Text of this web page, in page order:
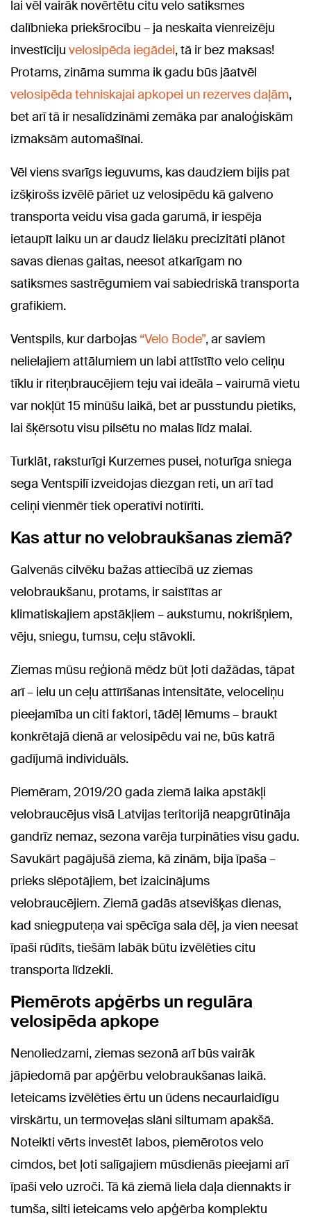
lai vēl vairāk novērtētu citu velo satiksmes
dalībnieka priekšrocību – ja neskaita vienreizēju
investīciju velosipēda iegādei, tā ir bez maksas!
Protams, zināma summa ik gadu būs jāatvēl
velosipēda tehniskajai apkopei un rezerves daļām,
bet arī tā ir nesalīdzināmi zemāka par analoģiskām
izmaksām automašīnai.
Vēl viens svarīgs ieguvums, kas daudziem bijis pat
izšķirošs izvēlē pāriet uz velosipēdu kā galveno
transporta veidu visa gada garumā, ir iespēja
ietaupīt laiku un ar daudz lielāku precizitāti plānot
savas dienas gaitas, neesot atkarīgam no
satiksmes sastrēgumiem vai sabiedriskā transporta
grafikiem.
Ventspils, kur darbojas “Velo Bode”, ar saviem
nelielajiem attālumiem un labi attīstīto velo celiņu
tīklu ir riteņbraucējiem teju vai ideāla – vairumā vietu
var nokļūt 15 minūšu laikā, bet ar pusstundu pietiks,
lai šķērsotu visu pilsētu no malas līdz malai.
Turklāt, raksturīgi Kurzemes pusei, noturīga sniega
sega Ventspilī izveidojas diezgan reti, un arī tad
celiņi vienmēr tiek operatīvi notīrīti.
Kas attur no velobraukšanas ziemā?
Galvenās cilvēku bažas attiecībā uz ziemas
velobraukšanu, protams, ir saistītas ar
klimatiskajiem apstākļiem – aukstumu, nokrišņiem,
vēju, sniegu, tumsu, ceļu stāvokli.
Ziemas mūsu reģionā mēdz būt ļoti dažādas, tāpat
arī – ielu un ceļu attīrīšanas intensitāte, veloceliņu
pieejamība un citi faktori, tādēļ lēmums – braukt
konkrētajā dienā ar velosipēdu vai ne, būs katrā
gadījumā individuāls.
Piemēram, 2019/20 gada ziemā laika apstākļi
velobraucējus visā Latvijas teritorijā neapgrūtināja
gandrīz nemaz, sezona varēja turpināties visu gadu.
Savukārt pagājušā ziema, kā zinām, bija īpaša –
prieks slēpotājiem, bet izaicinājums
velobraucējiem. Ziemā gadās atsevišķas dienas,
kad sniegputeņa vai spēcīga sala dēļ, ja vien neesat
īpaši rūdīts, tiešām labāk būtu izvēlēties citu
transporta līdzekli.
Piemērots apģērbs un regulāra
velosipēda apkope
Nenoliedzami, ziemas sezonā arī būs vairāk
jāpiedomā par apģērbu velobraukšanas laikā.
Ieteicams izvēlēties ērtu un ūdens necaurlaidīgu
virskārtu, un termoveļas slāni siltumam apakšā.
Noteikti vērts investēt labos, piemērotos velo
cimdos, bet ļoti salīgajiem mūsdienās pieejami arī
īpaši velo uzroči. Tā kā ziemā liela daļa diennakts ir
tumša, silti ieteicams velo apģērba komplektu